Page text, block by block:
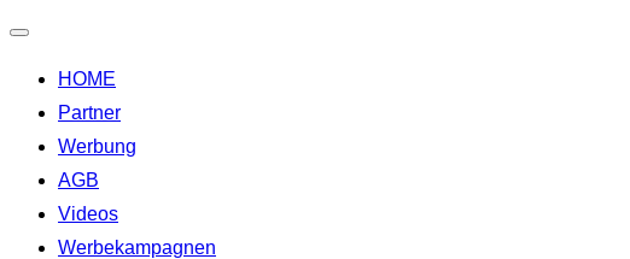
umschalten
HOME
Partner
Werbung
AGB
Videos
Werbekampagnen